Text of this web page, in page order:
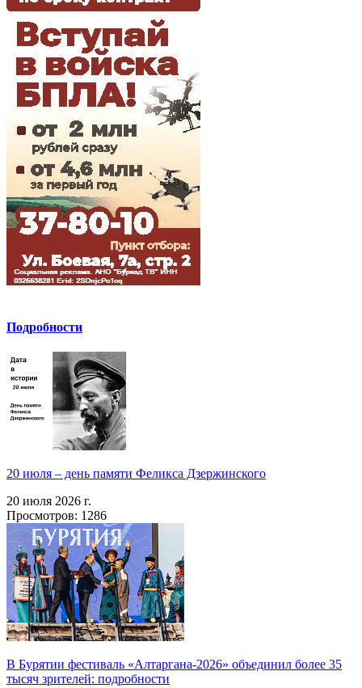
Подробности
20 июля – день памяти Феликса Дзержинского
20 июля 2026 г.
Просмотров: 1286
В Бурятии фестиваль «Алтаргана-2026» объединил более 35
тысяч зрителей: подробности